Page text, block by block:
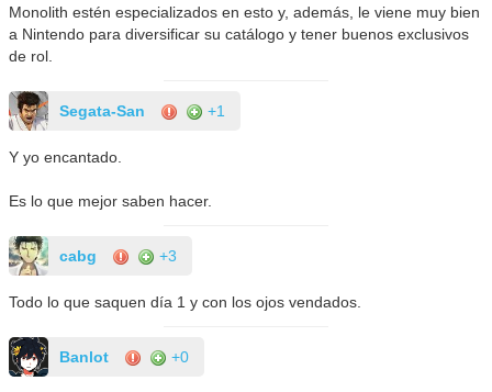
Monolith estén especializados en esto y, además, le viene muy bien
a Nintendo para diversificar su catálogo y tener buenos exclusivos
de rol.
Segata-San +1
Y yo encantado.
Es lo que mejor saben hacer.
cabg +3
Todo lo que saquen día 1 y con los ojos vendados.
Banlot +0